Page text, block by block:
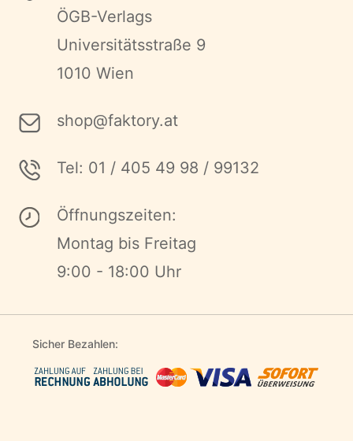
ÖGB-Verlags
Universitätsstraße 9
1010 Wien
shop@faktory.at
Tel: 01 / 405 49 98 / 99132
Öffnungszeiten:
Montag bis Freitag
9:00 - 18:00 Uhr
Sicher Bezahlen: